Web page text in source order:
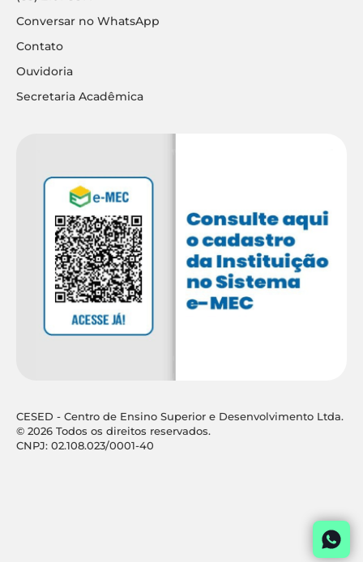
Conversar no WhatsApp
Contato
Ouvidoria
Secretaria Acadêmica
CESED - Centro de Ensino Superior e Desenvolvimento Ltda.
© 2026 Todos os direitos reservados.
CNPJ: 02.108.023/0001-40